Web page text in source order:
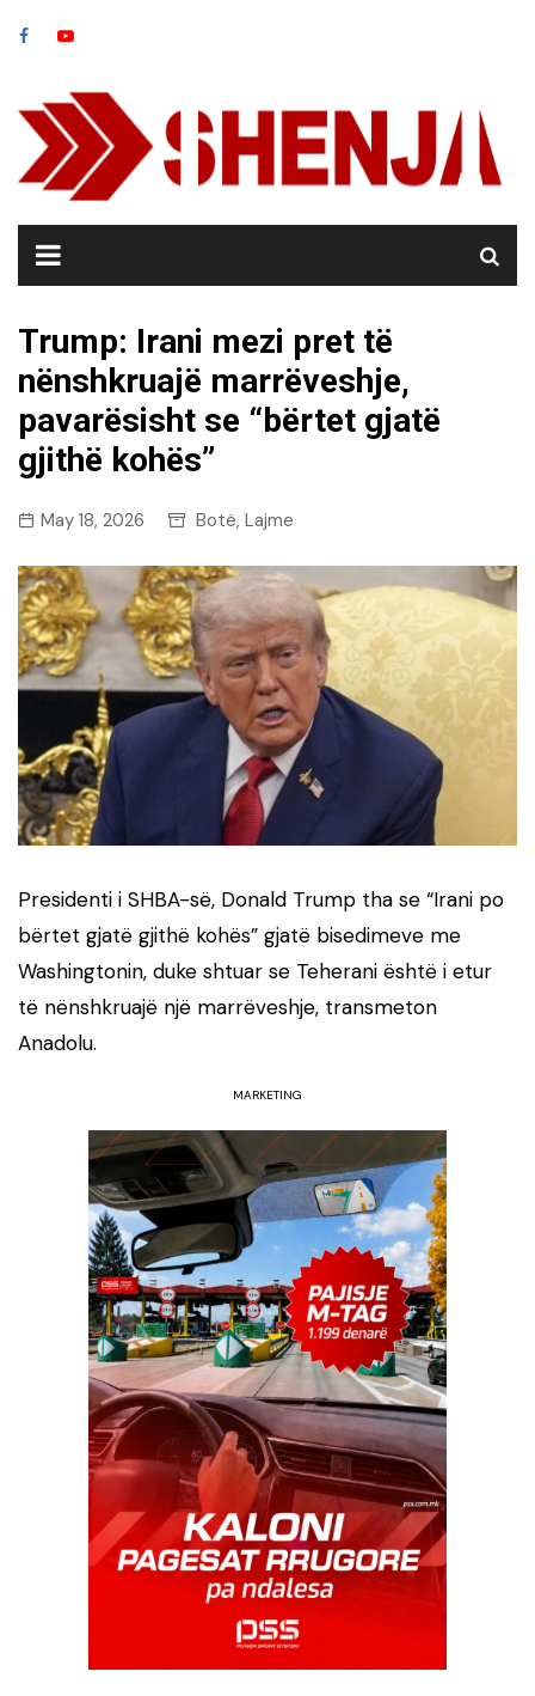
Trump: Irani mezi pret të
nënshkruajë marrëveshje,
pavarësisht se “bërtet gjatë
gjithë kohës”
May 18, 2026 Botë, Lajme
Presidenti i SHBA-së, Donald Trump tha se “Irani po
bërtet gjatë gjithë kohës” gjatë bisedimeve me
Washingtonin, duke shtuar se Teherani është i etur
të nënshkruajë një marrëveshje, transmeton
Anadolu.
MARKETING